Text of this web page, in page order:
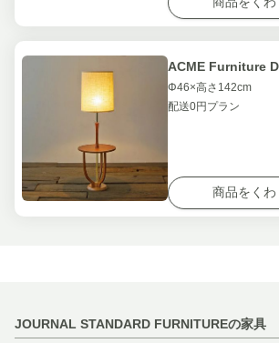
ACME Furniture
Φ46×高さ142cm
配送0円プラン
商品をくわ
JOURNAL STANDARD FURNITUREの家具